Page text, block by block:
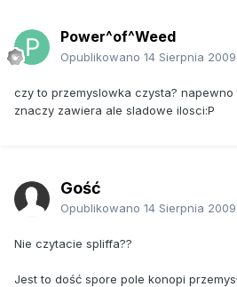
Power^of^Weed
Opublikowano 14 Sierpnia 2009
czy to przemyslowka czysta?
znaczy zawiera ale sladowe ilosci:P
Gość
Opublikowano 14 Sierpnia 2009
Nie czytacie spliffa??
Jest to dość spore pole konopi